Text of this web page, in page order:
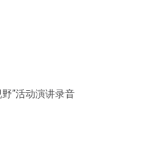
”活动演讲录音